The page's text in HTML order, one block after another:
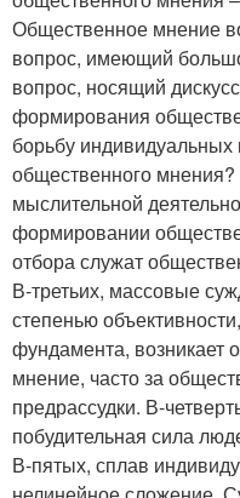
Общественное мнение
вопрос, имеющий
вопрос, носящий
формирования
борьбу
общественного
мыслительной
формировании
отбора служат
В-третьих, массовые
степенью
фундамента, возникает
мнение, часто за
предрассудки. В-
побудительная сила
В-пятых, сплав